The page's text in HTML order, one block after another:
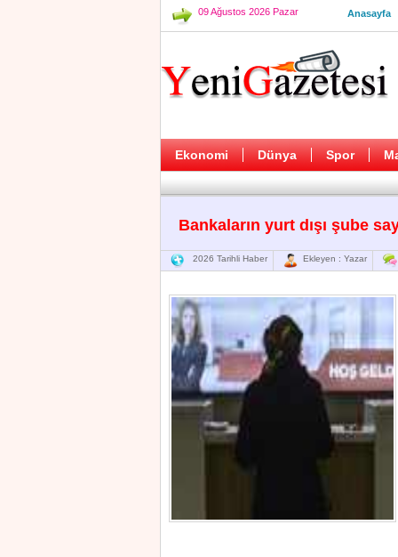
09 Ağustos 2026 Pazar Anasayfa
Ekonomi Dünya Spor
Bankaların yurt dışı şube
2026 Tarihli Haber Ekleyen : Yazar